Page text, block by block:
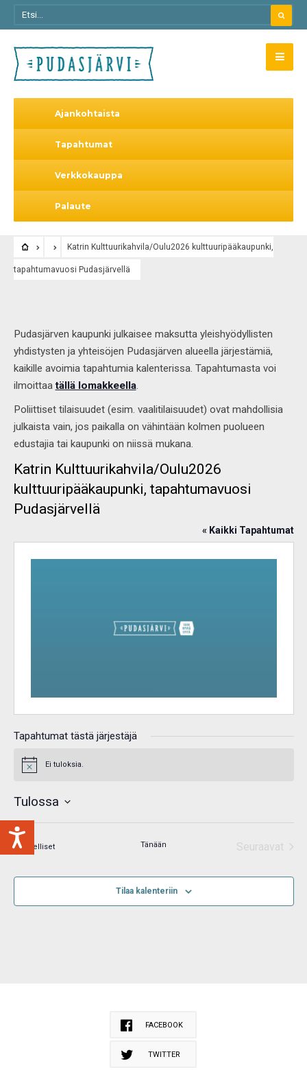
Ajankohtaista
Tapahtumat
Verkkokauppa
Palaute
Katrin Kulttuurikahvila/Oulu2026 kulttuuripääkaupunki,
tapahtumavuosi Pudasjärvellä
Pudasjärven kaupunki julkaisee maksutta yleishyödyllisten
yhdistysten ja yhteisöjen Pudasjärven alueella järjestämiä,
kaikille avoimia tapahtumia kalenterissa. Tapahtumasta voi
ilmoittaatällä lomakkeella.
Poliittiset tilaisuudet (esim. vaalitilaisuudet) ovat mahdollisia
julkaista vain, jos paikalla on vähintään kolmen puolueen
edustajia tai kaupunki on niissä mukana.
Katrin Kulttuurikahvila/Oulu2026
kulttuuripääkaupunki, tapahtumavuosi
Pudasjärvellä
« Kaikki Tapahtumat
Tapahtumat tästä järjestäjä
Notice Ei tuloksia.
Tulossa
Valitse
päivä.EdellisetTapahtumat Tänään
Seuraavat
Tilaa kalenteriin
FACEBOOK
TWITTER